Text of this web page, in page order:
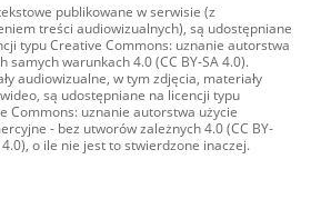
publikowane w serwisie (z
treści audiowizualnych), są udostępniane
typu Creative Commons: uznanie autorstwa
samych warunkach 4.0 (CC BY-SA 4.0).
audiowizualne, w tym zdjęcia, materiały
są udostępniane na licencji typu
Commons: uznanie autorstwa użycie
- bez utworów zależnych 4.0 (CC BY-
4.0), o ile nie jest to stwierdzone inaczej.